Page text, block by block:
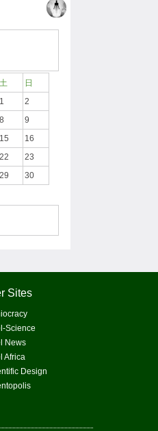
土
日
1
2
8
9
15
16
22
23
29
30
Sites
Science
News
Africa
Design